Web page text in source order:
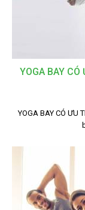
YOGA BAY CÓ
YOGA BAY CÓ ƯU